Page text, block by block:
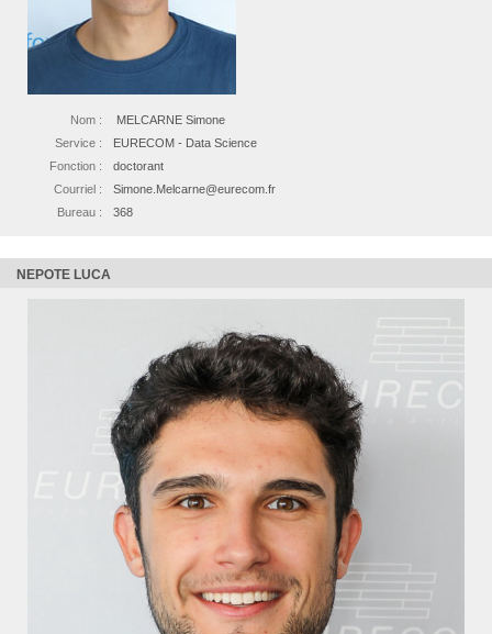
Nom :
MELCARNE Simone
Service :
EURECOM - Data Science
Fonction :
doctorant
Courriel :
Simone.Melcarne@eurecom.fr
Bureau :
368
NEPOTE LUCA